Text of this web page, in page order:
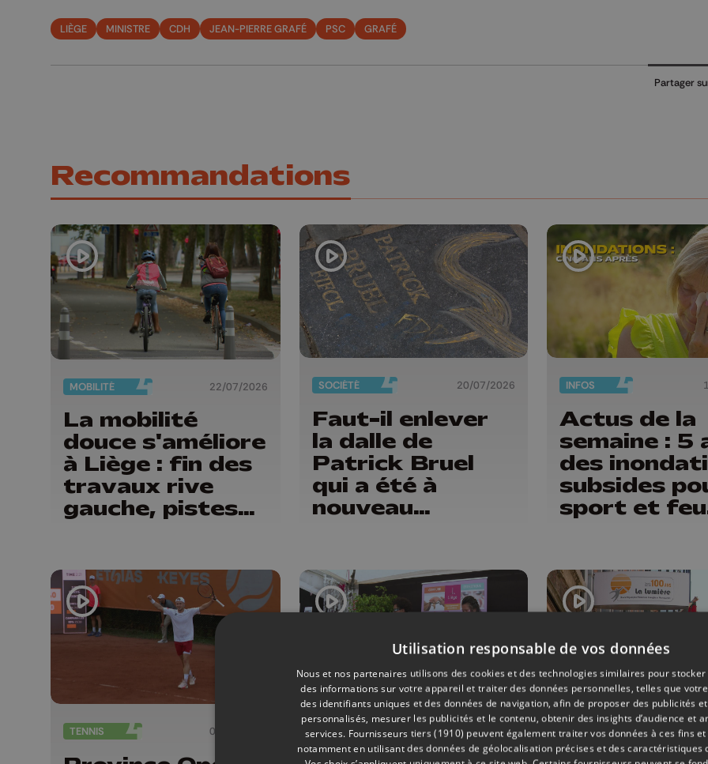
LIÈGE MINISTRE CDH JEAN-PIERRE GRAFÉ PSC GRAFÉ
Partager
Recommandations
MOBILITÉ 22/07/2026
La mobilité
douce s'améliore
à Liège : fin des
travaux rive
gauche, pistes
Guillemins...
SOCIÉTÉ 20/07/2026
Faut-il enlever
la dalle de
Patrick Bruel
qui a été à
nouveau
sont en
vacances"
INFOS
Actus de la
semaine : 5
des
subsides
sport et feu
TENNIS 08/07/2026 EVÈNEMENTS 03/07/2026 SOCIÉTÉ
Utilisation responsable de vos données
Nous et nos partenaires utilisons des cookies et des technologies similaires pour
des informations sur votre appareil et traiter des données personnelles, telles que
des identifiants uniques et des données de navigation, afin de proposer des publicités
personnalisés, mesurer les publicités et le contenu, obtenir des insights d’audience et
services. Fournisseurs tiers (1910) peuvent également traiter vos données à ces fins et
notamment en utilisant des données de géolocalisation précises et des caractéristiques